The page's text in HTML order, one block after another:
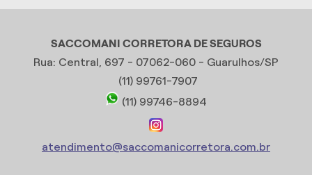
SACCOMANI CORRETORA DE SEGUROS
Rua: Central, 697 - 07062-060 - Guarulhos/SP
(11) 99761-7907
(11) 99746-8894
atendimento@saccomanicorretora.com.br